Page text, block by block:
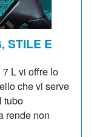
STILE E
L vi offre lo
che vi serve
tubo
rende non